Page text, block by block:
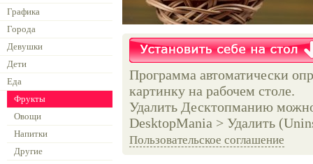
Графика
Города
Девушки
Дети
Еда
Фрукты
Овощи
Напитки
Другие
Программа автоматически
картинку на рабочем столе.
Удалить Десктопманию
DesktopMania > Удалить
Пользовательское соглашение